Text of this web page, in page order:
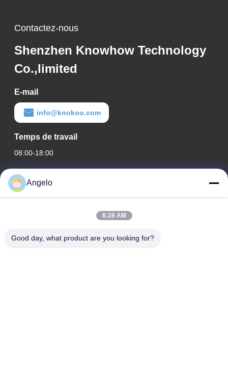
Contactez-nous
Shenzhen Knowhow Technology
Co.,limited
E-mail
info@knokoo.com
Temps de travail
08:00-18:00
Notre adresse
Adresse de l'entreprise
Minzhi, district de Longhua, ville de Shenzhen, province du
Angelo
6:28 AM
Good day, what product are you looking for?